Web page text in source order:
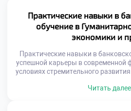
значимыми. Банковская сфера
кассы и […]
Практические навыки в
обучение в
экономики и
Практические навыки в
успешной карьеры в современной
условиях стремительного
должны обладать не толькоЧитать далее